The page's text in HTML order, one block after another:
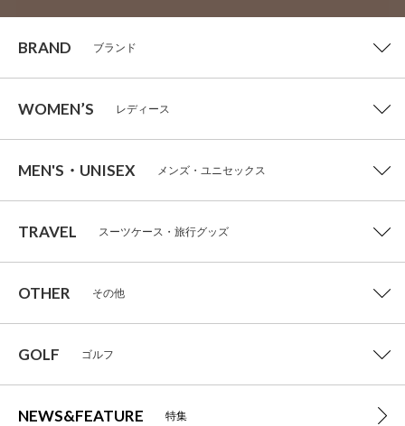
BRAND ブランド
WOMEN’S レディース
MEN'S・UNISEX メンズ・ユニセックス
TRAVEL スーツケース・旅行グッズ
OTHER その他
GOLF ゴルフ
NEWS&FEATURE 特集